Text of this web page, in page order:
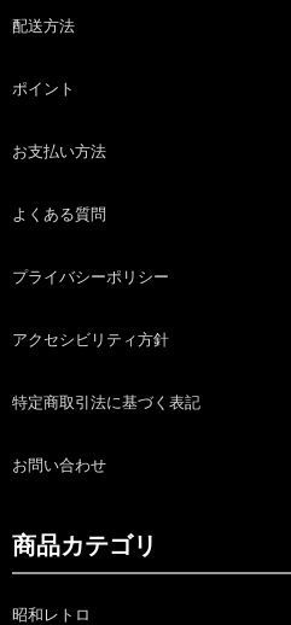
配送方法
ポイント
お支払い方法
よくある質問
プライバシーポリシー
アクセシビリティ方針
特定商取引法に基づく表記
お問い合わせ
商品カテゴリ
昭和レトロ